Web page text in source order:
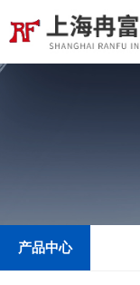
产品中心